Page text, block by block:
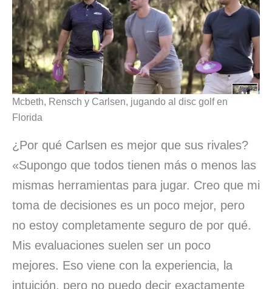
Mcbeth, Rensch y Carlsen, jugando al disc golf en
Florida
¿Por qué Carlsen es mejor que sus rivales?
«Supongo que todos tienen más o menos las
mismas herramientas para jugar. Creo que mi
toma de decisiones es un poco mejor, pero
no estoy completamente seguro de por qué.
Mis evaluaciones suelen ser un poco
mejores. Eso viene con la experiencia, la
intuición, pero no puedo decir exactamente